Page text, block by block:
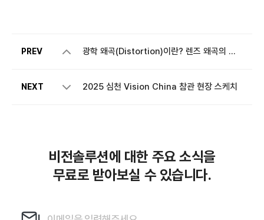
PREV 광학 왜곡(Distortion)이란? 렌즈 왜곡의 종류와 차트 읽는 법
NEXT 2025 심천 Vision China 참관 현장 스케치
비전솔루션에 대한 주요 소식을
무료로 받아보실 수 있습니다.